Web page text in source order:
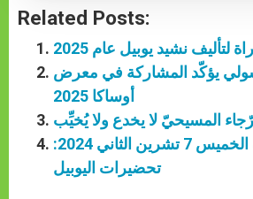
Related Posts:
لتأليف نشيد يوبيل عام 2025
يؤكّد المشاركة في معرض
أوساكا 2025
المسيحيّ لا يخدع ولا يُخيِّب
عناوين نشرة الخميس 7 تشرين الثاني 2024:
تحضيرات اليوبيل